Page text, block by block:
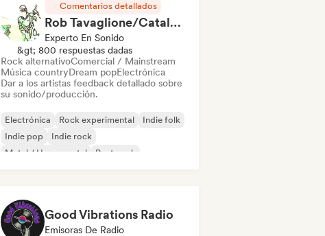
Comentarios detallados
Rob Tavaglione/Catalyst Recording
Experto En Sonido
&gt; 800 respuestas dadas
Rock alternativoComercial / Mainstream
Música countryDream popElectrónica
Dar a los artistas feedback detallado sobre
su sonido/producción.
Electrónica Rock experimental
Indie folk
Indie pop
Indie rock
Metal / Heavy metal
Post punk
Good Vibrations Radio
Emisoras De Radio